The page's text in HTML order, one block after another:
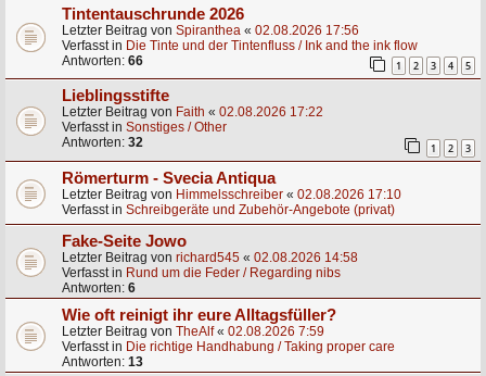
Tintentauschrunde 2026
Letzter Beitrag von Spiranthea « 02.08.2026 17:56
Verfasst in Die Tinte und der Tintenfluss / Ink and the ink flow
Antworten: 66 1 2 3 4 5
Lieblingsstifte
Letzter Beitrag von Faith « 02.08.2026 17:22
Verfasst in Sonstiges / Other
Antworten: 32 1 2 3
Römerturm - Svecia Antiqua
Letzter Beitrag von Himmelsschreiber « 02.08.2026 17:10
Verfasst in Schreibgeräte und Zubehör-Angebote (privat)
Fake-Seite Jowo
Letzter Beitrag von richard545 « 02.08.2026 14:58
Verfasst in Rund um die Feder / Regarding nibs
Antworten: 6
Wie oft reinigt ihr eure Alltagsfüller?
Letzter Beitrag von TheAlf« 02.08.2026 7:59
Verfasst in Die richtige Handhabung / Taking proper care
Antworten: 13